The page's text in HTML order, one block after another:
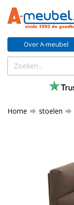
Over A-meubel
Home stoelen